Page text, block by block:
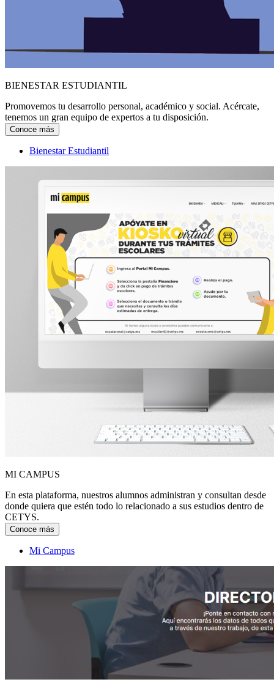
BIENESTAR ESTUDIANTIL
Promovemos tu desarrollo personal, académico y social. Acércate,
tenemos un gran equipo de expertos a tu disposición.
Conoce más
Bienestar Estudiantil
MI CAMPUS
En esta plataforma, nuestros alumnos administran y consultan desde
donde quiera que estén todo lo relacionado a sus estudios dentro de
CETYS.
Conoce más
Mi Campus